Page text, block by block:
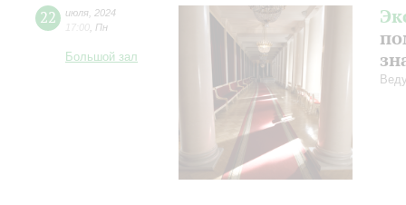
22 июля 2024
17:00 Пн
Большой зал